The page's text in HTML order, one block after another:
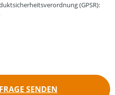
(GPSR):
SENDEN